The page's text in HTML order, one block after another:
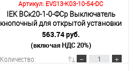
В корзину
Подробнее
Артикул: EVS13-K03-10-54-DC
IEK ВСк20-1-0-ФСр Выключатель
кнопочный для открытой установки
IP54
563.74 руб.
(включая НДС 20%)
Количество: